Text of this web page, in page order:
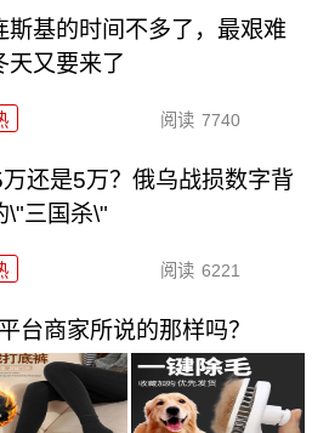
斯基的时间不多了，最艰难
天又要来了
阅读 7740
还是5万？俄乌战损数字背
\"三国杀\"
阅读 6221
台商家所说的那样吗？